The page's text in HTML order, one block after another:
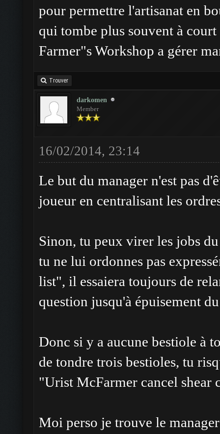
pour permettre l'artisanat en
qui tombe plus souvent à
Farmer"s Workshop a gérer
Trouver
darkomen
Member
16/02/2014, 23:14
Le but du manager n'est pas
joueur en centralisant les
Sinon, tu peux virer les jobs
tu ne lui ordonnes pas
list", il essaiera toujours de
question jusqu'à épuisement
Donc si y a aucune bestiole à
de tondre trois bestioles, tu
"Urist McFarmer cancel shear
Moi perso je trouve le